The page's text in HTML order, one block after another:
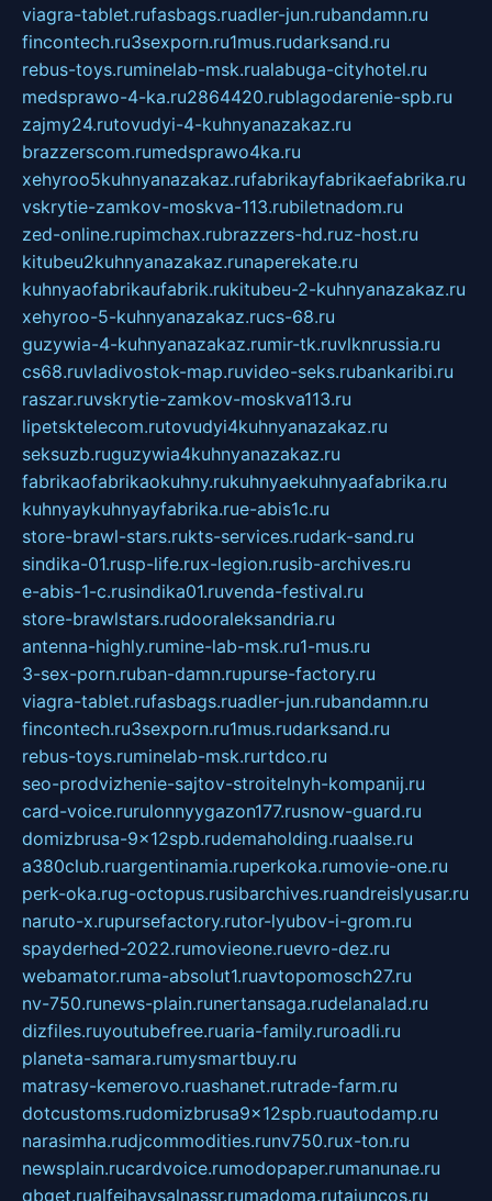
viagra-tablet.rufasbags.ruadler-jun.rubandamn.ru
fincontech.ru3sexporn.ru1mus.rudarksand.ru
rebus-toys.ruminelab-msk.rualabuga-cityhotel.ru
medsprawo-4-ka.ru2864420.rublagodarenie-spb.ru
zajmy24.rutovudyi-4-kuhnyanazakaz.ru
brazzerscom.rumedsprawo4ka.ru
xehyroo5kuhnyanazakaz.rufabrikayfabrikaefabrika.ru
vskrytie-zamkov-moskva-113.rubiletnadom.ru
zed-online.rupimchax.rubrazzers-hd.ruz-host.ru
kitubeu2kuhnyanazakaz.runaperekate.ru
kuhnyaofabrikaufabrik.rukitubeu-2-kuhnyanazakaz.ru
xehyroo-5-kuhnyanazakaz.rucs-68.ru
guzywia-4-kuhnyanazakaz.rumir-tk.ruvlknrussia.ru
cs68.ruvladivostok-map.ruvideo-seks.rubankaribi.ru
raszar.ruvskrytie-zamkov-moskva113.ru
lipetsktelecom.rutovudyi4kuhnyanazakaz.ru
seksuzb.ruguzywia4kuhnyanazakaz.ru
fabrikaofabrikaokuhny.rukuhnyaekuhnyaafabrika.ru
kuhnyaykuhnyayfabrika.rue-abis1c.ru
store-brawl-stars.rukts-services.rudark-sand.ru
sindika-01.rusp-life.rux-legion.rusib-archives.ru
e-abis-1-c.rusindika01.ruvenda-festival.ru
store-brawlstars.rudooraleksandria.ru
antenna-highly.rumine-lab-msk.ru1-mus.ru
3-sex-porn.ruban-damn.rupurse-factory.ru
viagra-tablet.rufasbags.ruadler-jun.rubandamn.ru
fincontech.ru3sexporn.ru1mus.rudarksand.ru
rebus-toys.ruminelab-msk.rurtdco.ru
seo-prodvizhenie-sajtov-stroitelnyh-kompanij.ru
card-voice.rurulonnyygazon177.rusnow-guard.ru
domizbrusa-9x12spb.rudemaholding.ruaalse.ru
a380club.ruargentinamia.ruperkoka.rumovie-one.ru
perk-oka.rug-octopus.rusibarchives.ruandreislyusar.ru
naruto-x.rupursefactory.rutor-lyubov-i-grom.ru
spayderhed-2022.rumovieone.ruevro-dez.ru
webamator.ruma-absolut1.ruavtopomosch27.ru
nv-750.runews-plain.runertansaga.rudelanalad.ru
dizfiles.ruyoutubefree.ruaria-family.ruroadli.ru
planeta-samara.rumysmartbuy.ru
matrasy-kemerovo.ruashanet.rutrade-farm.ru
dotcustoms.rudomizbrusa9x12spb.ruautodamp.ru
narasimha.rudjcommodities.runv750.rux-ton.ru
newsplain.rucardvoice.rumodopaper.rumanunae.ru
gbget.rualfeihavsalnassr.rumadoma.rutajuncos.ru